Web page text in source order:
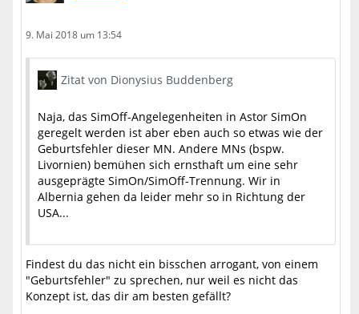
9. Mai 2018 um 13:54
Zitat von Dionysius Buddenberg
Naja, das SimOff-Angelegenheiten in Astor SimOn
geregelt werden ist aber eben auch so etwas wie der
Geburtsfehler dieser MN. Andere MNs (bspw.
Livornien) bemühen sich ernsthaft um eine sehr
ausgeprägte SimOn/SimOff-Trennung. Wir in
Albernia gehen da leider mehr so in Richtung der
USA...
Findest du das nicht ein bisschen arrogant, von einem
"Geburtsfehler" zu sprechen, nur weil es nicht das
Konzept ist, das dir am besten gefällt?